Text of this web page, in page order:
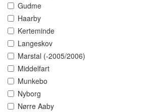
Gudme
Haarby
Kerteminde
Langeskov
Marstal (-2005/2006)
Middelfart
Munkebo
Nyborg
Nørre Aaby